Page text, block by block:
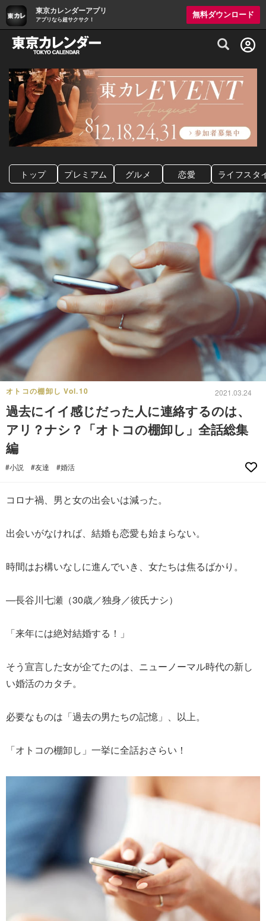
東京カレンダーアプリ
アプリなら超サクサク！
無料ダウンロード
グルメ情報・プレミアムレストラン予約
トップ プレミアム グルメ 恋愛 ライフスタ
オトコの棚卸し Vol.10 2021.03.24
過去にイイ感じだった人に連絡するのは、
アリ？ナシ？「オトコの棚卸し」全話総集
編
#小説 #友達 #婚活
コロナ禍、男と女の出会いは減った。
出会いがなければ、結婚も恋愛も始まらない。
時間はお構いなしに進んでいき、女たちは焦るばかり。
―長谷川七瀬（30歳／独身／彼氏ナシ）
「来年には絶対結婚する！」
そう宣言した女が企てたのは、ニューノーマル時代の新し
い婚活のカタチ。
必要なものは「過去の男たちの記憶」、以上。
「オトコの棚卸し」一挙に全話おさらい！